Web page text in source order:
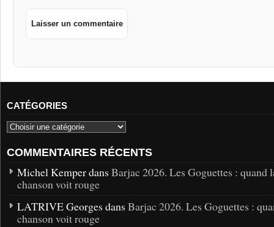
CATÉGORIES
COMMENTAIRES RÉCENTS
Michel Kemper dans Barjac 2026. Les Goguettes : quand
chanson voit rouge
LATRIVE Georges dans Barjac 2026. Les Goguettes :
chanson voit rouge